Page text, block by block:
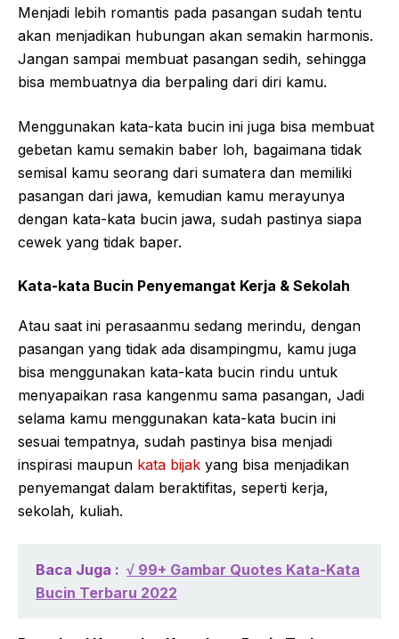
Menjadi lebih romantis pada pasangan sudah tentu
akan menjadikan hubungan akan semakin harmonis.
Jangan sampai membuat pasangan sedih, sehingga
bisa membuatnya dia berpaling dari diri kamu.
Menggunakan kata-kata bucin ini juga bisa membuat
gebetan kamu semakin baber loh, bagaimana tidak
semisal kamu seorang dari sumatera dan memiliki
pasangan dari jawa, kemudian kamu merayunya
dengan kata-kata bucin jawa, sudah pastinya siapa
cewek yang tidak baper.
Kata-kata Bucin Penyemangat Kerja & Sekolah
Atau saat ini perasaanmu sedang merindu, dengan
pasangan yang tidak ada disampingmu, kamu juga
bisa menggunakan kata-kata bucin rindu untuk
menyapaikan rasa kangenmu sama pasangan, Jadi
selama kamu menggunakan kata-kata bucin ini
sesuai tempatnya, sudah pastinya bisa menjadi
inspirasi maupun kata bijak yang bisa menjadikan
penyemangat dalam beraktifitas, seperti kerja,
sekolah, kuliah.
Baca Juga : √ 99+ Gambar Quotes Kata-Kata
Bucin Terbaru 2022